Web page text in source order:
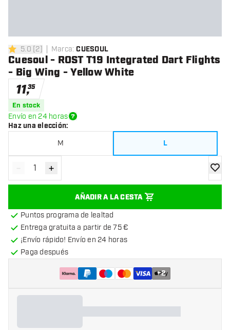
5 estrellas de puntuación
5.0 [2] Marca: CUESOUL
Cuesoul - ROST T19 Integrated Dart Flights
- Big Wing - Yellow White
11,35
En stock
Envío en 24 horas
Haz una elección:
M L
Disminuir cantidad
- Aumentar cantidad
+
AÑADIR A LA CESTA
Puntos programa de lealtad
Entrega gratuita a partir de 75 €
¡Envío rápido! Envío en 24 horas
Paga después
+2